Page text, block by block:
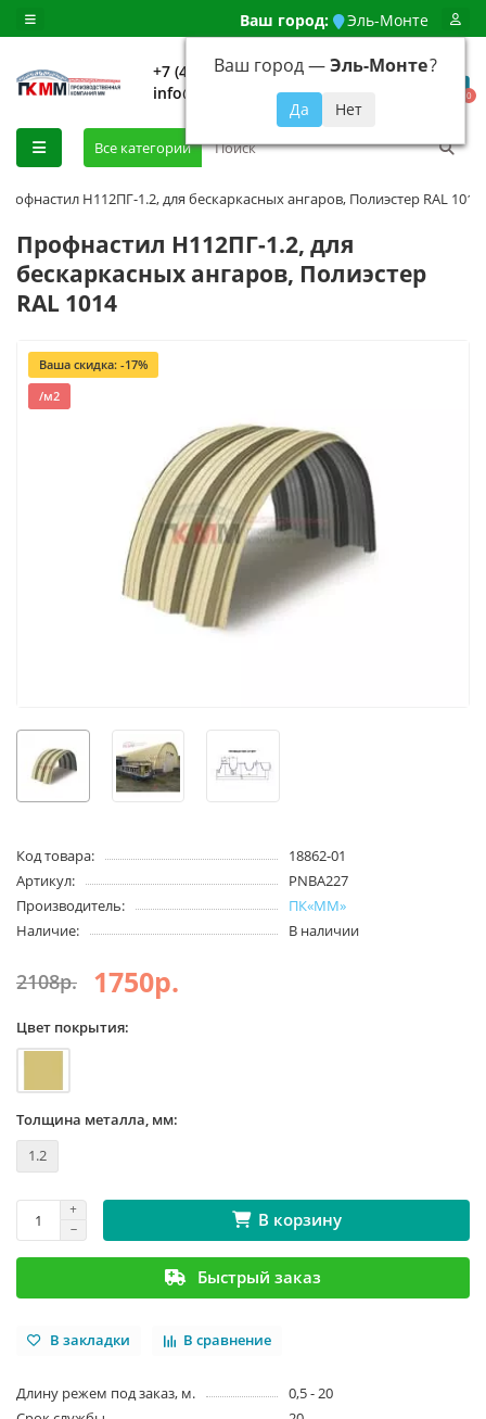
Ваш город: Эль-Монте
Ваш город —Эль-Монте?
+7 (499) 648-92-94
info@evroshtaketnikmoskva.ru
0
Все категории
H112ПГ-1.2, для бескаркасных ангаров, Полиэстер RAL 1014
Профнастил H112ПГ-1.2, для
бескаркасных ангаров, Полиэстер
RAL 1014
Ваша скидка: -17%
/м2
Код товара:
18862-01
Артикул:
PNBA227
Производитель:
ПК«ММ»
Наличие:
В наличии
2108р. 1750р.
Цвет покрытия:
Толщина металла, мм:
1.2
В корзину
Быстрый заказ
В закладки В сравнение
Длину режем под заказ, м.
0,5 - 20